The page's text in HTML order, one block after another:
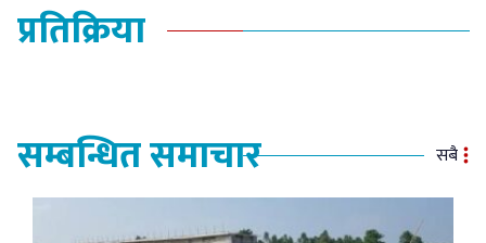
प्रतिक्रिया
सम्बन्धित समाचार सबै